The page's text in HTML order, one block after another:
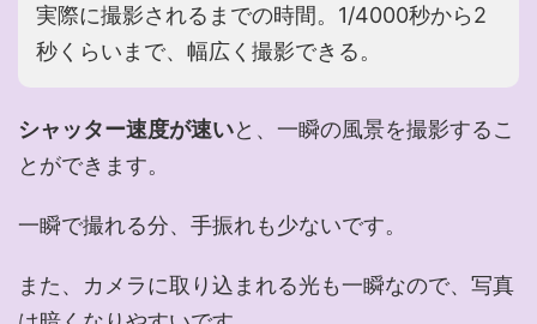
実際に撮影されるまでの時間。1/4000秒から2
秒くらいまで、幅広く撮影できる。
シャッター速度が速いと、一瞬の風景を撮影するこ
とができます。
一瞬で撮れる分、手振れも少ないです。
また、カメラに取り込まれる光も一瞬なので、写真